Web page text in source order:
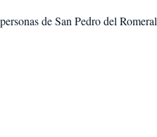
deSan Pedro del Romeral